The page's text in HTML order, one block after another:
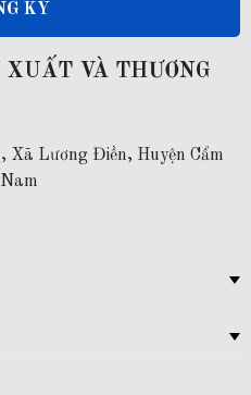
KÝ
VÀ THƯƠNG
Xã Lương Điền, Huyện Cẩm